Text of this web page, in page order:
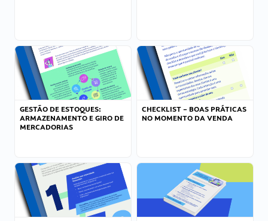
GESTÃO DE ESTOQUES:
ARMAZENAMENTO E GIRO DE
MERCADORIAS
CHECKLIST – BOAS PRÁTICAS
NO MOMENTO DA VENDA